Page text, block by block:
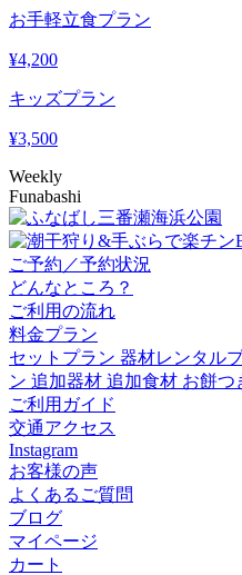
お手軽立食プラン
¥4,200
キッズプラン
¥3,500
Weekly
Funabashi
ご予約／予約状況
どんなところ？
ご利用の流れ
料金プラン
セットプラン 器材レンタル
ン 追加器材 追加食材 お餅つ
ご利用ガイド
交通アクセス
Instagram
お客様の声
よくあるご質問
ブログ
マイページ
カート